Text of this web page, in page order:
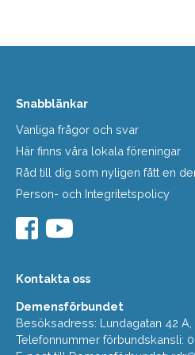
Snabblänkar
Vanliga frågor och svar
Här finns våra lokala föreningar
Råd till dig som nyligen fått en
Person- och Integritetspolicy
Kontakta oss
Demensförbundet
Besöksadress: Lundagatan 42 A,
Telefonnummer förbundskansli: